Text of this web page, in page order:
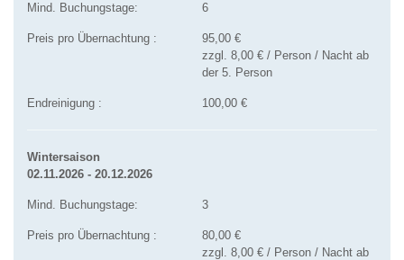
Mind. Buchungstage: 6
Preis pro Übernachtung :
95,00 €
zzgl. 8,00 € / Person / Nacht ab
der 5. Person
Endreinigung : 100,00 €
Wintersaison
02.11.2026 - 20.12.2026
Mind. Buchungstage: 3
Preis pro Übernachtung :
80,00 €
zzgl. 8,00 € / Person / Nacht ab